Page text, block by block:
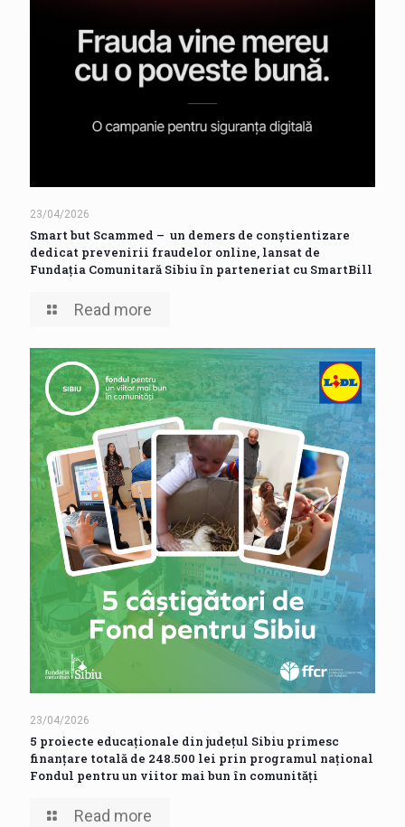
23/04/2026
Smart but Scammed – un demers de conștientizare
dedicat prevenirii fraudelor online, lansat de
Fundația Comunitară Sibiu în parteneriat cu SmartBill
Read more
23/04/2026
5 proiecte educaționale din județul Sibiu primesc
finanțare totală de 248.500 lei prin programul național
Fondul pentru un viitor mai bun în comunități
Read more